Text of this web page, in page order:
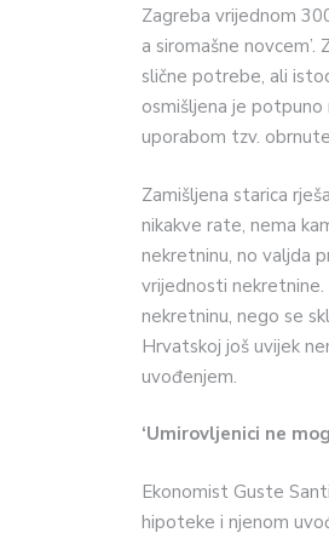
Zagreba vrijednom
a siromašne
slične potrebe, ali
osmišljena je potpuno
uporabom tzv.
Zamišljena starica
nikakve rate, nema
nekretninu, no valjda
vrijednosti
nekretninu, nego se
Hrvatskoj još uvijek
uvođenjem.
‘Umirovljenici ne
Ekonomist Guste
hipoteke i njenom